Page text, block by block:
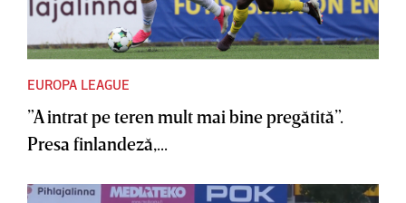
EUROPA LEAGUE
”A intrat pe teren mult mai bine pregătită”.
Presa finlandeză,...